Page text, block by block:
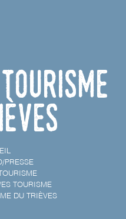
PRESSE
TOURISME
DU TRIÈVES